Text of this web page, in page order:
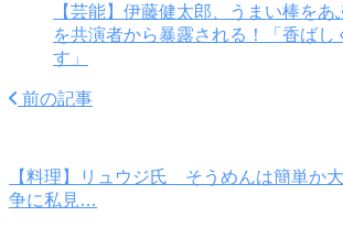
【芸能】伊藤健太郎、うまい棒をあ
を共演者から暴露される！「香ばし
す」
前の記事
【料理】リュウジ氏 そうめんは簡単か
争に私見…